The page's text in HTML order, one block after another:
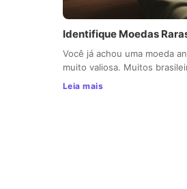
Identifique Moedas
Você já achou uma moeda
muito valiosa. Muitos
Leia mais